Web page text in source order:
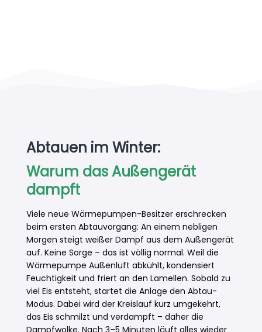
Abtauen im Winter:
Warum das Außengerät
dampft
Viele neue Wärmepumpen-Besitzer erschrecken
beim ersten Abtauvorgang: An einem nebligen
Morgen steigt weißer Dampf aus dem Außengerät
auf. Keine Sorge – das ist völlig normal. Weil die
Wärmepumpe Außenluft abkühlt, kondensiert
Feuchtigkeit und friert an den Lamellen. Sobald zu
viel Eis entsteht, startet die Anlage den Abtau-
Modus. Dabei wird der Kreislauf kurz umgekehrt,
das Eis schmilzt und verdampft – daher die